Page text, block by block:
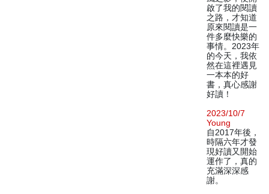
啟了我的閱讀
之路，才知道
原來閱讀是一
件多麼快樂的
事情。2023年
的今天，我依
然在這裡遇見
一本本的好
書，真心感謝
好讀！
2023/10/7
Young
自2017年後，
時隔六年才發
現好讀又開始
運作了，真的
充滿深深感
謝。